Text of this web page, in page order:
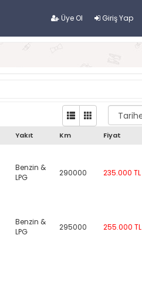
Üye Ol Giriş Yap
Yakıt Km Fiyat
Benzin &
LPG
290000 235.000 TL
Benzin &
LPG
295000 255.000 TL